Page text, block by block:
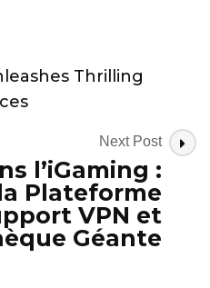
Thrilling
Next Post
l’iGaming :
Plateforme
VPN et
Géante